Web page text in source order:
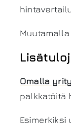
Omalla
palkkatöitä
Esimerkiksi